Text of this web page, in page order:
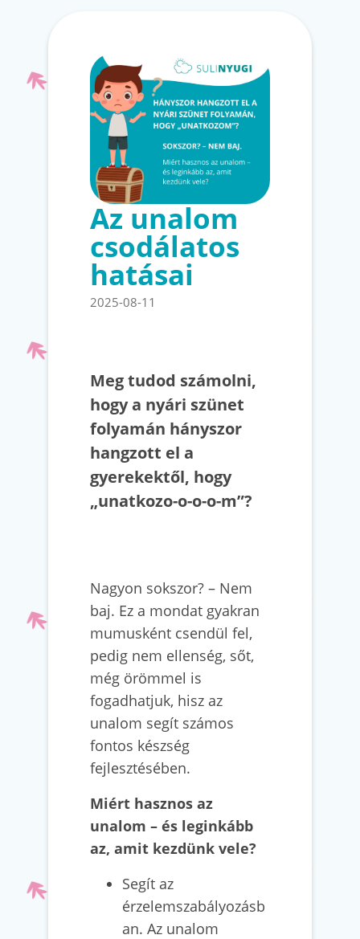
Az unalom
csodálatos
hatásai
2025-08-11
Meg tudod számolni,
hogy a nyári szünet
folyamán hányszor
hangzott el a
gyerekektől, hogy
„unatkozo-o-o-o-m”?
Nagyon sokszor? – Nem
baj. Ez a mondat gyakran
mumusként csendül fel,
pedig nem ellenség, sőt,
még örömmel is
fogadhatjuk, hisz az
unalom segít számos
fontos készség
fejlesztésében.
Miért hasznos az
unalom – és leginkább
az, amit kezdünk vele?
Segít az
érzelemszabályozásb
an. Az unalom